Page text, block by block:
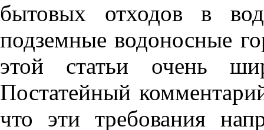
бытовых отходов в
подземные водоносные
этой статьи очень
Постатейный
что эти требования